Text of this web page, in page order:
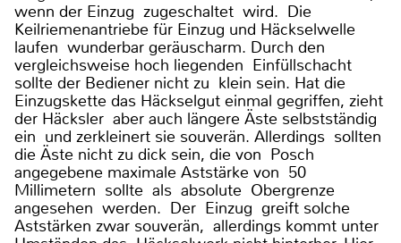
wenn der Einzug zugeschaltet wird. Die
Keilriemenantriebe für Einzug und Häckselwelle
laufen wunderbar geräuscharm. Durch den
vergleichsweise hoch liegenden Einfüllschacht
sollte der Bediener nicht zu klein sein. Hat die
Einzugskette das Häckselgut einmal gegriffen, zieht
der Häcksler aber auch längere Äste selbstständig
ein und zerkleinert sie souverän. Allerdings sollten
die Äste nicht zu dick sein, die von Posch
angegebene maximale Aststärke von 50
Millimetern sollte als absolute Obergrenze
angesehen werden. Der Einzug greift solche
Aststärken zwar souverän, allerdings kommt unter